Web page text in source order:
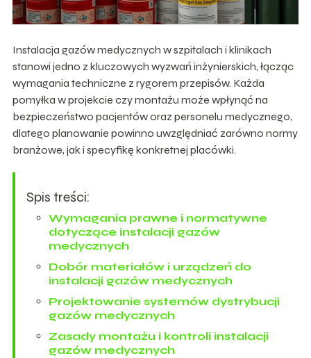
Instalacja gazów medycznych w szpitalach i klinikach
stanowi jedno z kluczowych wyzwań inżynierskich, łącząc
wymagania techniczne z rygorem przepisów. Każda
pomyłka w projekcie czy montażu może wpłynąć na
bezpieczeństwo pacjentów oraz personelu medycznego,
dlatego planowanie powinno uwzględniać zarówno normy
branżowe, jak i specyfikę konkretnej placówki.
Spis treści:
Wymagania prawne i normatywne
dotyczące instalacji gazów
medycznych
Dobór materiałów i urządzeń do
instalacji gazów medycznych
Projektowanie systemów dystrybucji
gazów medycznych
Zasady montażu i kontroli instalacji
gazów medycznych